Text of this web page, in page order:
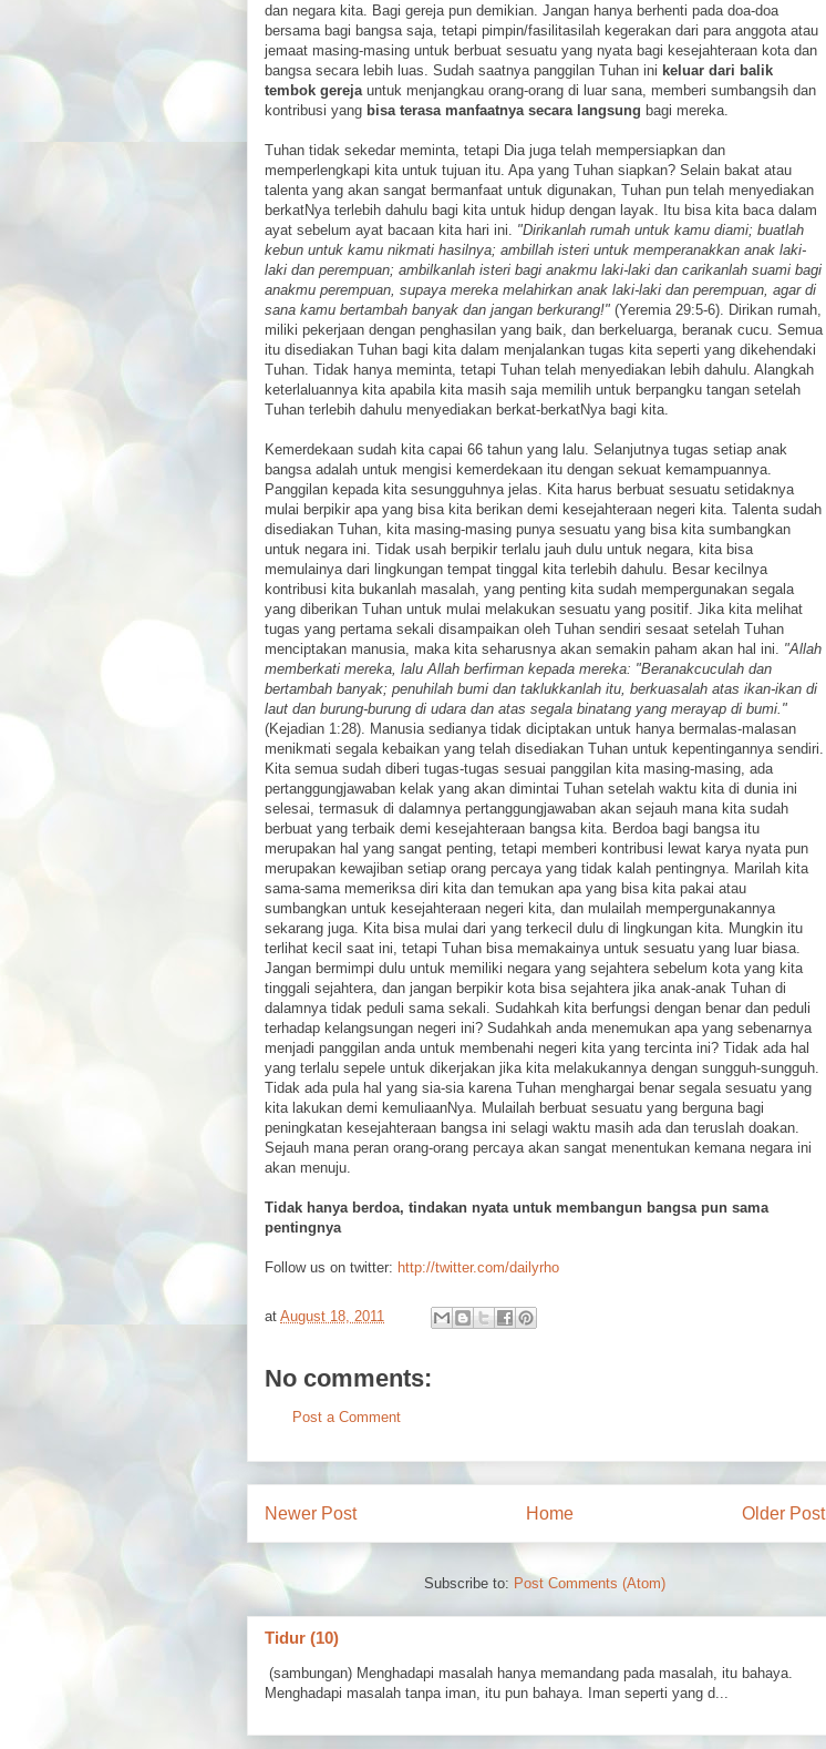
dan negara kita. Bagi gereja pun demikian. Jangan hanya berhenti pada doa-doa
bersama bagi bangsa saja, tetapi pimpin/fasilitasilah kegerakan dari para anggota atau
jemaat masing-masing untuk berbuat sesuatu yang nyata bagi kesejahteraan kota dan
bangsa secara lebih luas. Sudah saatnya panggilan Tuhan ini keluar dari balik
tembok gerejauntuk menjangkau orang-orang di luar sana, memberi sumbangsih dan
kontribusi yang bisa terasa manfaatnya secara langsung bagi mereka.
Tuhan tidak sekedar meminta, tetapi Dia juga telah mempersiapkan dan
memperlengkapi kita untuk tujuan itu. Apa yang Tuhan siapkan? Selain bakat atau
talenta yang akan sangat bermanfaat untuk digunakan, Tuhan pun telah menyediakan
berkatNya terlebih dahulu bagi kita untuk hidup dengan layak. Itu bisa kita baca dalam
ayat sebelum ayat bacaan kita hari ini. "Dirikanlah rumah untuk kamu diami; buatlah
kebun untuk kamu nikmati hasilnya; ambillah isteri untuk memperanakkan anak laki-
laki dan perempuan; ambilkanlah isteri bagi anakmu laki-laki dan carikanlah suami bagi
anakmu perempuan, supaya mereka melahirkan anak laki-laki dan perempuan, agar di
sana kamu bertambah banyak dan jangan berkurang!" (Yeremia 29:5-6). Dirikan rumah,
miliki pekerjaan dengan penghasilan yang baik, dan berkeluarga, beranak cucu. Semua
itu disediakan Tuhan bagi kita dalam menjalankan tugas kita seperti yang dikehendaki
Tuhan. Tidak hanya meminta, tetapi Tuhan telah menyediakan lebih dahulu. Alangkah
keterlaluannya kita apabila kita masih saja memilih untuk berpangku tangan setelah
Tuhan terlebih dahulu menyediakan berkat-berkatNya bagi kita.
Kemerdekaan sudah kita capai 66 tahun yang lalu. Selanjutnya tugas setiap anak
bangsa adalah untuk mengisi kemerdekaan itu dengan sekuat kemampuannya.
Panggilan kepada kita sesungguhnya jelas. Kita harus berbuat sesuatu setidaknya
mulai berpikir apa yang bisa kita berikan demi kesejahteraan negeri kita. Talenta sudah
disediakan Tuhan, kita masing-masing punya sesuatu yang bisa kita sumbangkan
untuk negara ini. Tidak usah berpikir terlalu jauh dulu untuk negara, kita bisa
memulainya dari lingkungan tempat tinggal kita terlebih dahulu. Besar kecilnya
kontribusi kita bukanlah masalah, yang penting kita sudah mempergunakan segala
yang diberikan Tuhan untuk mulai melakukan sesuatu yang positif. Jika kita melihat
tugas yang pertama sekali disampaikan oleh Tuhan sendiri sesaat setelah Tuhan
menciptakan manusia, maka kita seharusnya akan semakin paham akan hal ini. "Allah
memberkati mereka, lalu Allah berfirman kepada mereka: "Beranakcuculah dan
bertambah banyak; penuhilah bumi dan taklukkanlah itu, berkuasalah atas ikan-ikan di
laut dan burung-burung di udara dan atas segala binatang yang merayap di bumi."
(Kejadian 1:28). Manusia sedianya tidak diciptakan untuk hanya bermalas-malasan
menikmati segala kebaikan yang telah disediakan Tuhan untuk kepentingannya sendiri.
Kita semua sudah diberi tugas-tugas sesuai panggilan kita masing-masing, ada
pertanggungjawaban kelak yang akan dimintai Tuhan setelah waktu kita di dunia ini
selesai, termasuk di dalamnya pertanggungjawaban akan sejauh mana kita sudah
berbuat yang terbaik demi kesejahteraan bangsa kita. Berdoa bagi bangsa itu
merupakan hal yang sangat penting, tetapi memberi kontribusi lewat karya nyata pun
merupakan kewajiban setiap orang percaya yang tidak kalah pentingnya. Marilah kita
sama-sama memeriksa diri kita dan temukan apa yang bisa kita pakai atau
sumbangkan untuk kesejahteraan negeri kita, dan mulailah mempergunakannya
sekarang juga. Kita bisa mulai dari yang terkecil dulu di lingkungan kita. Mungkin itu
terlihat kecil saat ini, tetapi Tuhan bisa memakainya untuk sesuatu yang luar biasa.
Jangan bermimpi dulu untuk memiliki negara yang sejahtera sebelum kota yang kita
tinggali sejahtera, dan jangan berpikir kota bisa sejahtera jika anak-anak Tuhan di
dalamnya tidak peduli sama sekali. Sudahkah kita berfungsi dengan benar dan peduli
terhadap kelangsungan negeri ini? Sudahkah anda menemukan apa yang sebenarnya
menjadi panggilan anda untuk membenahi negeri kita yang tercinta ini? Tidak ada hal
yang terlalu sepele untuk dikerjakan jika kita melakukannya dengan sungguh-sungguh.
Tidak ada pula hal yang sia-sia karena Tuhan menghargai benar segala sesuatu yang
kita lakukan demi kemuliaanNya. Mulailah berbuat sesuatu yang berguna bagi
peningkatan kesejahteraan bangsa ini selagi waktu masih ada dan teruslah doakan.
Sejauh mana peran orang-orang percaya akan sangat menentukan kemana negara ini
akan menuju.
Tidak hanya berdoa, tindakan nyata untuk membangun bangsa pun sama
pentingnya
Follow us on twitter: http://twitter.com/dailyrho
at August 18, 2011
No comments:
Post a Comment
Newer Post Older Post
Home
Subscribe to: Post Comments (Atom)
Tidur (10)
(sambungan) Menghadapi masalah hanya memandang pada masalah, itu bahaya.
Menghadapi masalah tanpa iman, itu pun bahaya. Iman seperti yang d...